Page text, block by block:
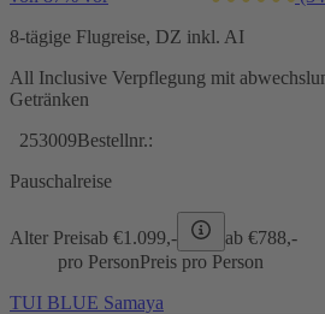
8-tägige Flugreise, DZ inkl. AI
All Inclusive Verpflegung mit
Getränken
253009Bestellnr.:
Pauschalreise
Alter Preisab €1.099,- ab €788,-
pro PersonPreis pro Person
TUI BLUE Samaya